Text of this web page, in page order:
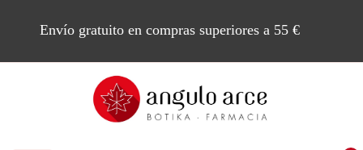
Envío gratuito en compras superiores a 55 €